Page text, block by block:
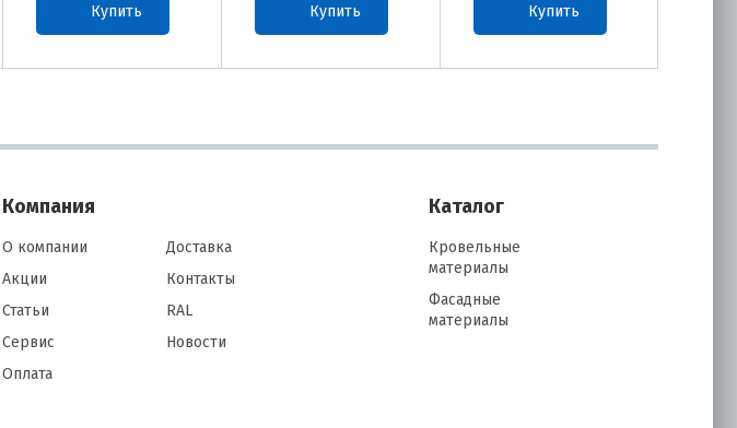
Купить Купить Купить
Компания
О компании
Акции
Статьи
Сервис
Оплата
Доставка
Контакты
RAL
Новости
Каталог
Кровельные
материалы
Фасадные
материалы